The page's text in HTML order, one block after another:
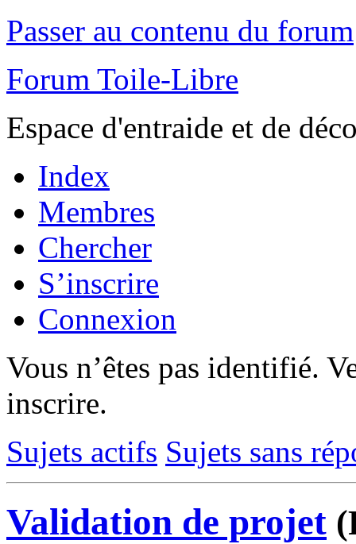
Passer au contenu du forum
Forum Toile-Libre
Espace d'entraide et de
Index
Membres
Chercher
S’inscrire
Connexion
Vous n’êtes pas identifié.
inscrire.
Sujets actifs Sujets sans
Validation de projet